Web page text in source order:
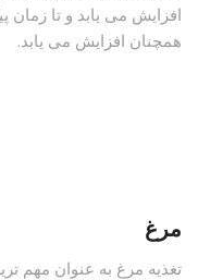
افزایش می یابد و تا زمان
همچنان افزایش می یابد.
مرغ
تغذیه مرغ به عنوان مهم